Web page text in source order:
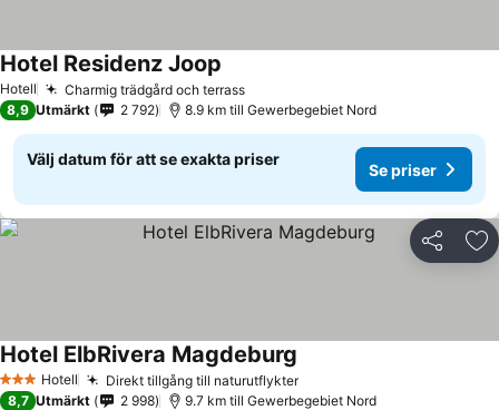
Hotell Charmig trädgård och terrass
Hotel Residenz Joop
8,9 Utmärkt 2 792 8.9 km till Gewerbegebiet Nord
Välj datum för att se exakta priser
Se priser
Dela
3 StjärnorHotell Direkt tillgång till naturutflykter
Hotel ElbRivera Magdeburg
8,7 Utmärkt 2 998 9.7 km till Gewerbegebiet Nord